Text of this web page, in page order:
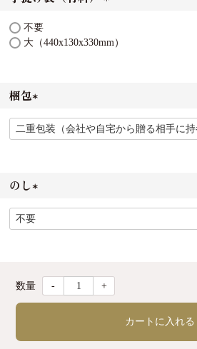
不要
大（440x130x330mm）
梱包
(
必
のし
(
必
- +
カートに入れる